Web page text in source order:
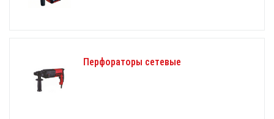
Перфораторы сетевые